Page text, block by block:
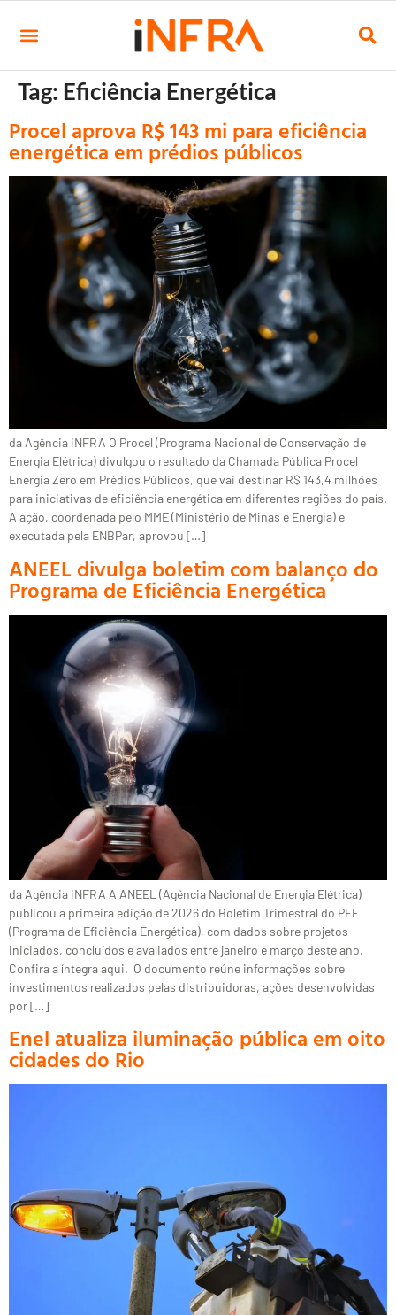
Tag: Eficiência Energética
Procel aprova R$ 143 mi para eficiência
energética em prédios públicos
da Agência iNFRA O Procel (Programa Nacional de Conservação de
Energia Elétrica) divulgou o resultado da Chamada Pública Procel
Energia Zero em Prédios Públicos, que vai destinar R$ 143,4 milhões
para iniciativas de eficiência energética em diferentes regiões do país.
A ação, coordenada pelo MME (Ministério de Minas e Energia) e
executada pela ENBPar, aprovou […]
ANEEL divulga boletim com balanço do
Programa de Eficiência Energética
da Agência iNFRA A ANEEL (Agência Nacional de Energia Elétrica)
publicou a primeira edição de 2026 do Boletim Trimestral do PEE
(Programa de Eficiência Energética), com dados sobre projetos
iniciados, concluídos e avaliados entre janeiro e março deste ano.
Confira a íntegra aqui. O documento reúne informações sobre
investimentos realizados pelas distribuidoras, ações desenvolvidas
por […]
Enel atualiza iluminação pública em oito
cidades do Rio